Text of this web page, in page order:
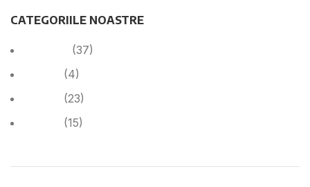
CATEGORIILE NOASTRE
(37)
(4)
(23)
(15)